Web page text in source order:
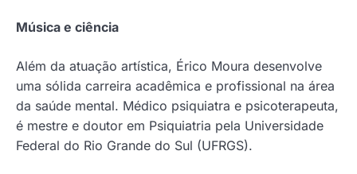
Música e ciência
Além da atuação artística, Érico Moura desenvolve
uma sólida carreira acadêmica e profissional na área
da saúde mental. Médico psiquiatra e psicoterapeuta,
é mestre e doutor em Psiquiatria pela Universidade
Federal do Rio Grande do Sul (UFRGS).